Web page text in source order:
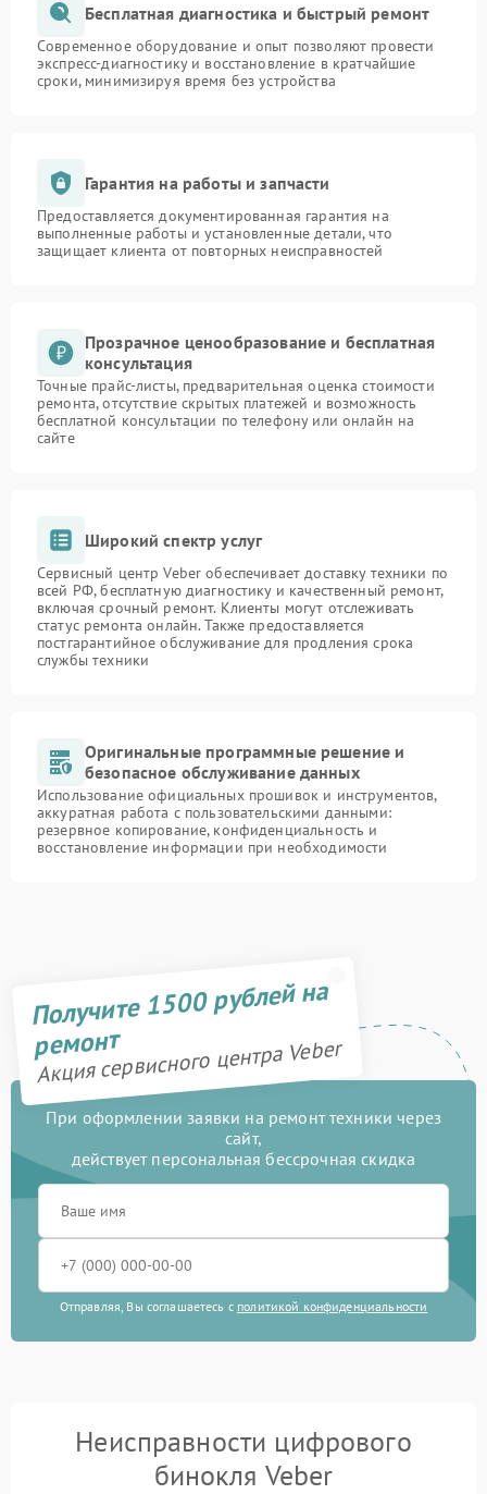
Бесплатная диагностика и быстрый ремонт
Современное оборудование и опыт позволяют провести
экспресс-диагностику и восстановление в кратчайшие
сроки, минимизируя время без устройства
Гарантия на работы и запчасти
Предоставляется документированная гарантия на
выполненные работы и установленные детали, что
защищает клиента от повторных неисправностей
Прозрачное ценообразование и бесплатная
консультация
Точные прайс-листы, предварительная оценка стоимости
ремонта, отсутствие скрытых платежей и возможность
бесплатной консультации по телефону или онлайн на
сайте
Широкий спектр услуг
Сервисный центр Veber обеспечивает доставку техники по
всей РФ, бесплатную диагностику и качественный ремонт,
включая срочный ремонт. Клиенты могут отслеживать
статус ремонта онлайн. Также предоставляется
постгарантийное обслуживание для продления срока
службы техники
Оригинальные программные решение и
безопасное обслуживание данных
Использование официальных прошивок и инструментов,
аккуратная работа с пользовательскими данными:
резервное копирование, конфиденциальность и
восстановление информации при необходимости
Получите 1500 рублей на
ремонт
Акция сервисного центра Veber
При оформлении заявки на ремонт техники через
сайт,
действует персональная бессрочная скидка
Отправляя, Вы соглашаетесь с политикой конфиденциальности
Неисправности цифрового
бинокля Veber